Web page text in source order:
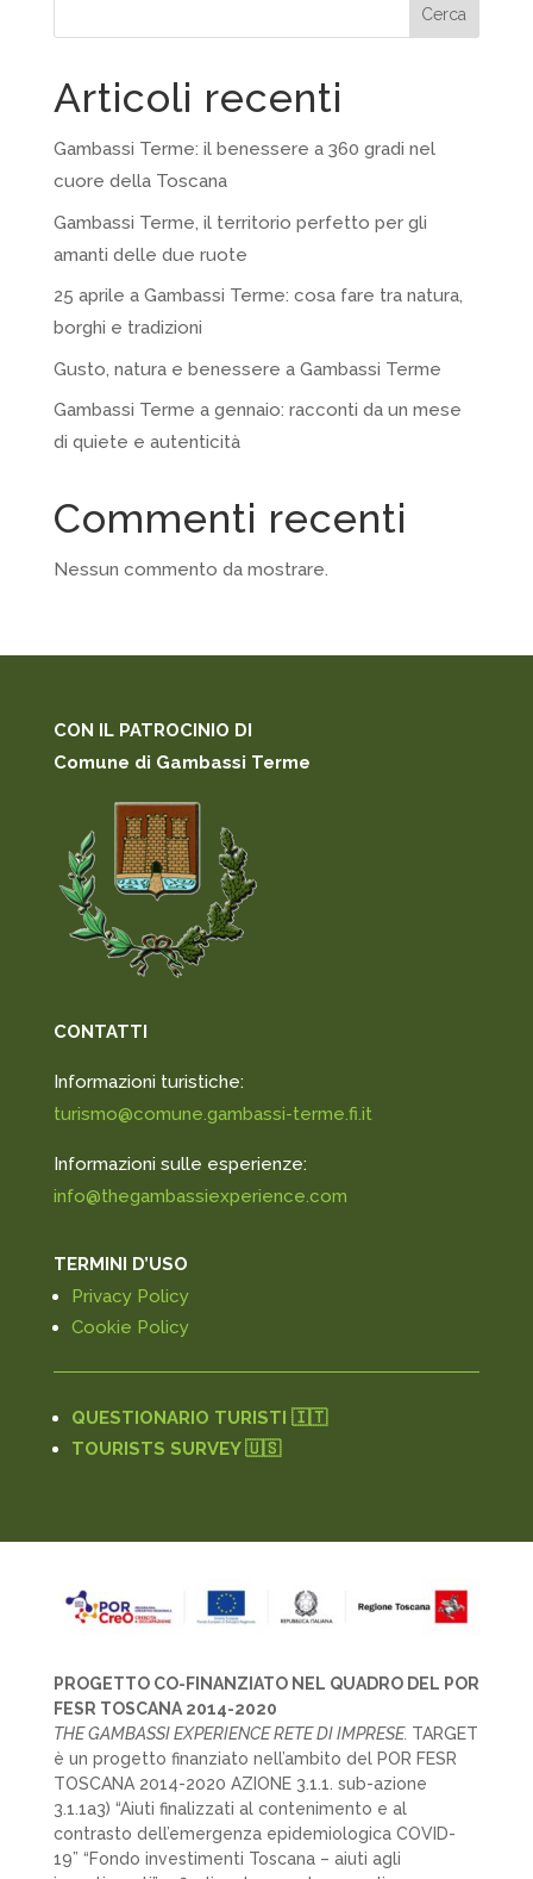
Cerca
Articoli recenti
Gambassi Terme: il benessere a 360 gradi nel
cuore della Toscana
Gambassi Terme, il territorio perfetto per gli
amanti delle due ruote
25 aprile a Gambassi Terme: cosa fare tra natura,
borghi e tradizioni
Gusto, natura e benessere a Gambassi Terme
Gambassi Terme a gennaio: racconti da un mese
di quiete e autenticità
Commenti recenti
Nessun commento da mostrare.
CON IL PATROCINIO DI
Comune di Gambassi Terme
CONTATTI
Informazioni turistiche:
turismo@comune.gambassi-terme.fi.it
Informazioni sulle esperienze:
info@thegambassiexperience.com
TERMINI D’USO
Privacy Policy
Cookie Policy
QUESTIONARIO TURISTI 🇮🇹
TOURISTS SURVEY 🇺🇸
PROGETTO CO-FINANZIATO NEL QUADRO DEL POR
FESR TOSCANA 2014-2020
THE GAMBASSI EXPERIENCE RETE DI IMPRESE. TARGET
è un progetto finanziato nell’ambito del POR FESR
TOSCANA 2014-2020 AZIONE 3.1.1. sub-azione
3.1.1a3) “Aiuti finalizzati al contenimento e al
contrasto dell’emergenza epidemiologica COVID-
19” “Fondo investimenti Toscana – aiuti agli